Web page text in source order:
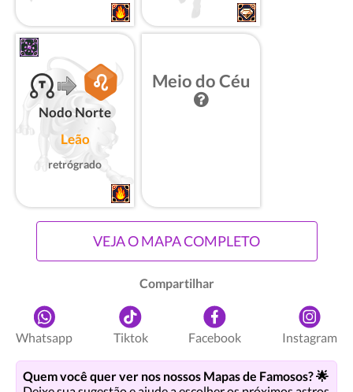
Nodo Norte
Leão
retrógrado
Meio do Céu
VEJA O MAPA COMPLETO
Compartilhar
Whatsapp Tiktok Facebook Instagram
Quem você quer ver nos nossos Mapas de Famosos? 🌟